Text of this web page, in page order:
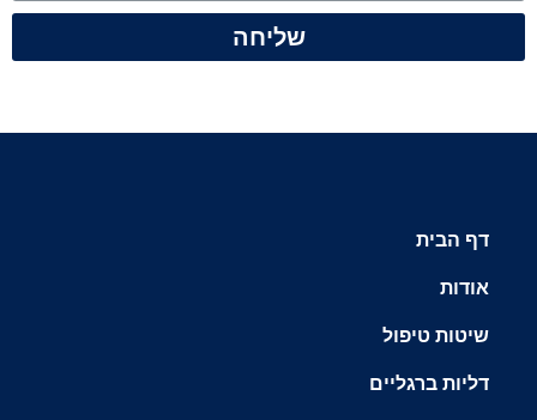
שליחה
דף הבית
אודות
שיטות טיפול
דליות ברגליים